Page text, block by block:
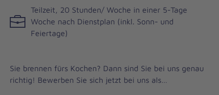
Teilzeit, 20 Stunden/ Woche in einer 5-Tage
Woche nach Dienstplan (inkl. Sonn- und
Feiertage)
Sie brennen fürs Kochen? Dann sind Sie bei uns genau
richtig! Bewerben Sie sich jetzt bei uns als…